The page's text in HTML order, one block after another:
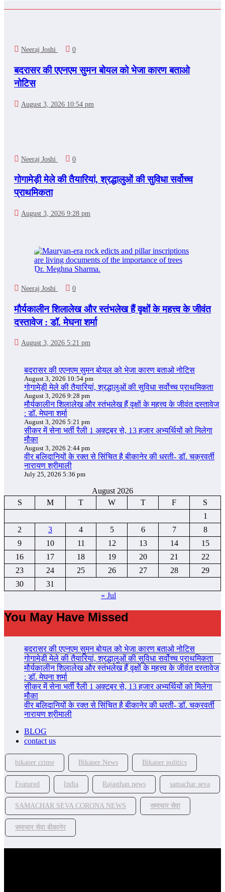
Neeraj Joshi 0
बदरासर की एएनएम सुमन बोयल को भेजा कारण बताओ
नोटिस
August 3, 2026 10:54 pm
Neeraj Joshi 0
गोगामेड़ी मेले की तैयारियां, श्रद्धालुओं की सुविधा सर्वोच्च
प्राथमिकता
August 3, 2026 9:28 pm
Neeraj Joshi 0
मौर्यकालीन शिलालेख और स्तंभलेख हैं वृक्षों के महत्त्व के जीवंत
दस्तावेज : डॉ. मेघना शर्मा
August 3, 2026 5:21 pm
बदरासर की एएनएम सुमन बोयल को भेजा कारण बताओ नोटिस
August 3, 2026 10:54 pm
गोगामेड़ी मेले की तैयारियां, श्रद्धालुओं की सुविधा सर्वोच्च प्राथमिकता
August 3, 2026 9:28 pm
मौर्यकालीन शिलालेख और स्तंभलेख हैं वृक्षों के महत्त्व के जीवंत दस्तावेज
: डॉ. मेघना शर्मा
August 3, 2026 5:21 pm
सीकर में सेना भर्ती रैली 1 अक्टूबर से, 13 हजार अभ्यर्थियों को मिलेगा
मौका
August 3, 2026 2:44 pm
वीर बलिदानियों के रक्त से सिंचित है बीकानेर की धरती- डॉ. चक्रवर्ती
नारायण श्रीमाली
July 25, 2026 5:36 pm
August 2026
S
M T W T F
S
1
2
3 4 5 6 7
8
9
10 11 12 13 14
15
16
17 18 19 20 21
22
23
24 25 26 27 28
29
30
31
« Jul
You May Have Missed
बदरासर की एएनएम सुमन बोयल को भेजा कारण बताओ नोटिस
गोगामेड़ी मेले की तैयारियां, श्रद्धालुओं की सुविधा सर्वोच्च प्राथमिकता
मौर्यकालीन शिलालेख और स्तंभलेख हैं वृक्षों के महत्त्व के जीवंत दस्तावेज
: डॉ. मेघना शर्मा
सीकर में सेना भर्ती रैली 1 अक्टूबर से, 13 हजार अभ्यर्थियों को मिलेगा
मौका
वीर बलिदानियों के रक्त से सिंचित है बीकानेर की धरती- डॉ. चक्रवर्ती
नारायण श्रीमाली
BLOG
contact us
bikaner crime Bikaner News Bikaner politics
Featured India Rajasthan news samachar seva
SAMACHAR SEVA CORONA NEWS समाचार सेवा
समाचार सेवा बीकानेर